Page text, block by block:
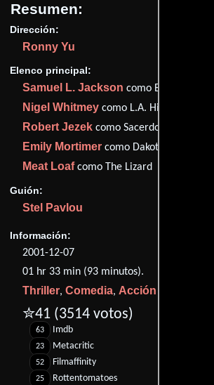
Resumen:
Dirección:
Ronny Yu
Elenco principal:
Samuel L. Jackson como Elmo McElroy
Nigel Whitmey como L.A. Highway Patrol
Robert Jezek como Sacerdote
Emily Mortimer como Dakota Parker
Meat Loafcomo The Lizard
Guión:
Stel Pavlou
Información:
2001-12-07
01 hr 33 min (93 minutos).
Thriller, Comedia, Acción
✮41 (3514 votos)
63 Imdb
23 Metacritic
52 Filmaffinity
25 Rottentomatoes